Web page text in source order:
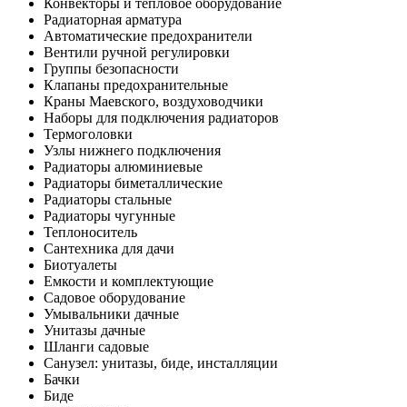
Конвекторы и тепловое оборудование
Радиаторная арматура
Автоматические предохранители
Вентили ручной регулировки
Группы безопасности
Клапаны предохранительные
Краны Маевского, воздуховодчики
Наборы для подключения радиаторов
Термоголовки
Узлы нижнего подключения
Радиаторы алюминиевые
Радиаторы биметаллические
Радиаторы стальные
Радиаторы чугунные
Теплоноситель
Сантехника для дачи
Биотуалеты
Емкости и комплектующие
Садовое оборудование
Умывальники дачные
Унитазы дачные
Шланги садовые
Санузел: унитазы, биде, инсталляции
Бачки
Биде